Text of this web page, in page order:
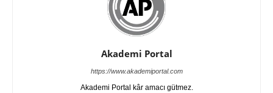
Akademi Portal
https://www.akademiportal.com
Akademi Portal kâr amacı gütmez.